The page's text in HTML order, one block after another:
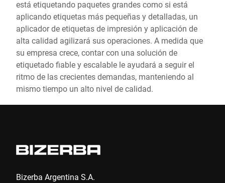
está etiquetando paquetes grandes como si está
aplicando etiquetas más pequeñas y detalladas, un
aplicador de etiquetas de impresión y aplicación de
alta calidad agilizará sus operaciones. A medida que
su empresa crece, contar con una solución de
etiquetado fiable y escalable le ayudará a seguir el
ritmo de las crecientes demandas, manteniendo al
mismo tiempo un alto nivel de calidad.
Bizerba Argentina S.A.